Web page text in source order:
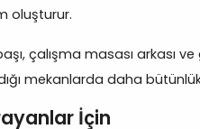
oluşturur.
çalışma masası
mekanlarda daha
İçin